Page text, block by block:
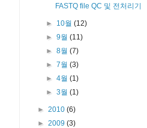
FASTQ file QC 및 전처리기
► 10월(12)
►9월(11)
►8월(7)
►7월(3)
►4월(1)
►3월(1)
► 2010 (6)
► 2009 (3)